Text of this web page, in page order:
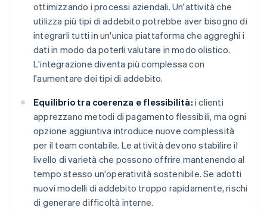
ottimizzando i processi aziendali. Un'attività che
utilizza più tipi di addebito potrebbe aver bisogno di
integrarli tutti in un'unica piattaforma che aggreghi i
dati in modo da poterli valutare in modo olistico.
L'integrazione diventa più complessa con
l'aumentare dei tipi di addebito.
Equilibrio tra coerenza e flessibilità: i clienti
apprezzano metodi di pagamento flessibili, ma ogni
opzione aggiuntiva introduce nuove complessità
per il team contabile. Le attività devono stabilire il
livello di varietà che possono offrire mantenendo al
tempo stesso un'operatività sostenibile. Se adotti
nuovi modelli di addebito troppo rapidamente, rischi
di generare difficoltà interne.